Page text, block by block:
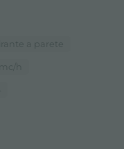
a parete
h